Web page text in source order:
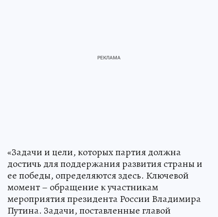
«Задачи и цели, которых партия должна
достичь для поддержания развития страны и
ее победы, определяются здесь. Ключевой
момент – обращение к участникам
мероприятия президента России Владимира
Путина. Задачи, поставленные главой